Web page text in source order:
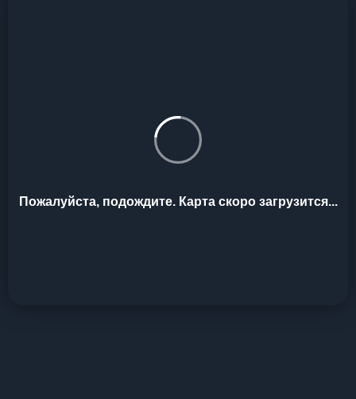
Пожалуйста, подождите. Карта скоро загрузится...